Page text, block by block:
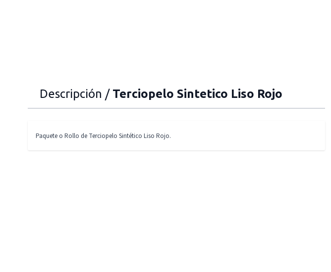
Descripción / Terciopelo Sintetico Liso Rojo
Paquete o Rollo de Terciopelo Sintético Liso Rojo.